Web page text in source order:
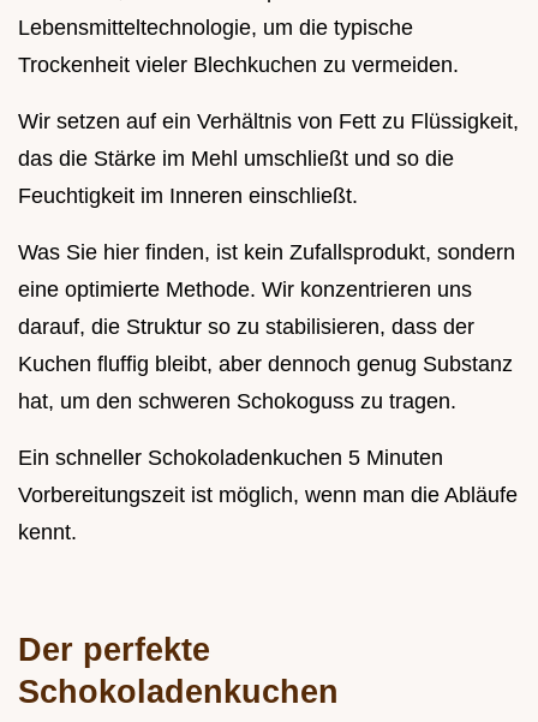
Lebensmitteltechnologie, um die typische
Trockenheit vieler Blechkuchen zu vermeiden.
Wir setzen auf ein Verhältnis von Fett zu Flüssigkeit,
das die Stärke im Mehl umschließt und so die
Feuchtigkeit im Inneren einschließt.
Was Sie hier finden, ist kein Zufallsprodukt, sondern
eine optimierte Methode. Wir konzentrieren uns
darauf, die Struktur so zu stabilisieren, dass der
Kuchen fluffig bleibt, aber dennoch genug Substanz
hat, um den schweren Schokoguss zu tragen.
Ein schneller Schokoladenkuchen 5 Minuten
Vorbereitungszeit ist möglich, wenn man die Abläufe
kennt.
Der perfekte
Schokoladenkuchen